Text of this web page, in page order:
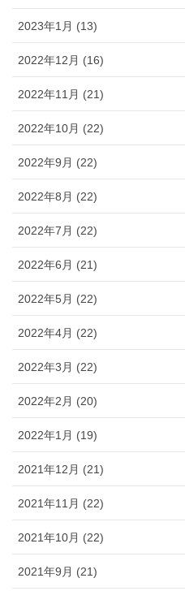
2023年1月 (13)
2022年12月 (16)
2022年11月 (21)
2022年10月 (22)
2022年9月 (22)
2022年8月 (22)
2022年7月 (22)
2022年6月 (21)
2022年5月 (22)
2022年4月 (22)
2022年3月 (22)
2022年2月 (20)
2022年1月 (19)
2021年12月 (21)
2021年11月 (22)
2021年10月 (22)
2021年9月 (21)